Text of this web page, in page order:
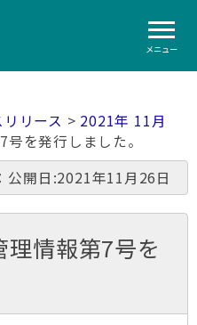
メニュー
リース > 2021年 11月
を発行しました。
公開日:2021年11月26日
情報第7号を